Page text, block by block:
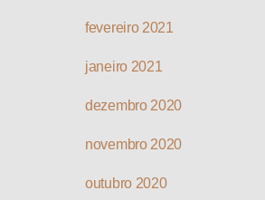
fevereiro 2021
janeiro 2021
dezembro 2020
novembro 2020
outubro 2020